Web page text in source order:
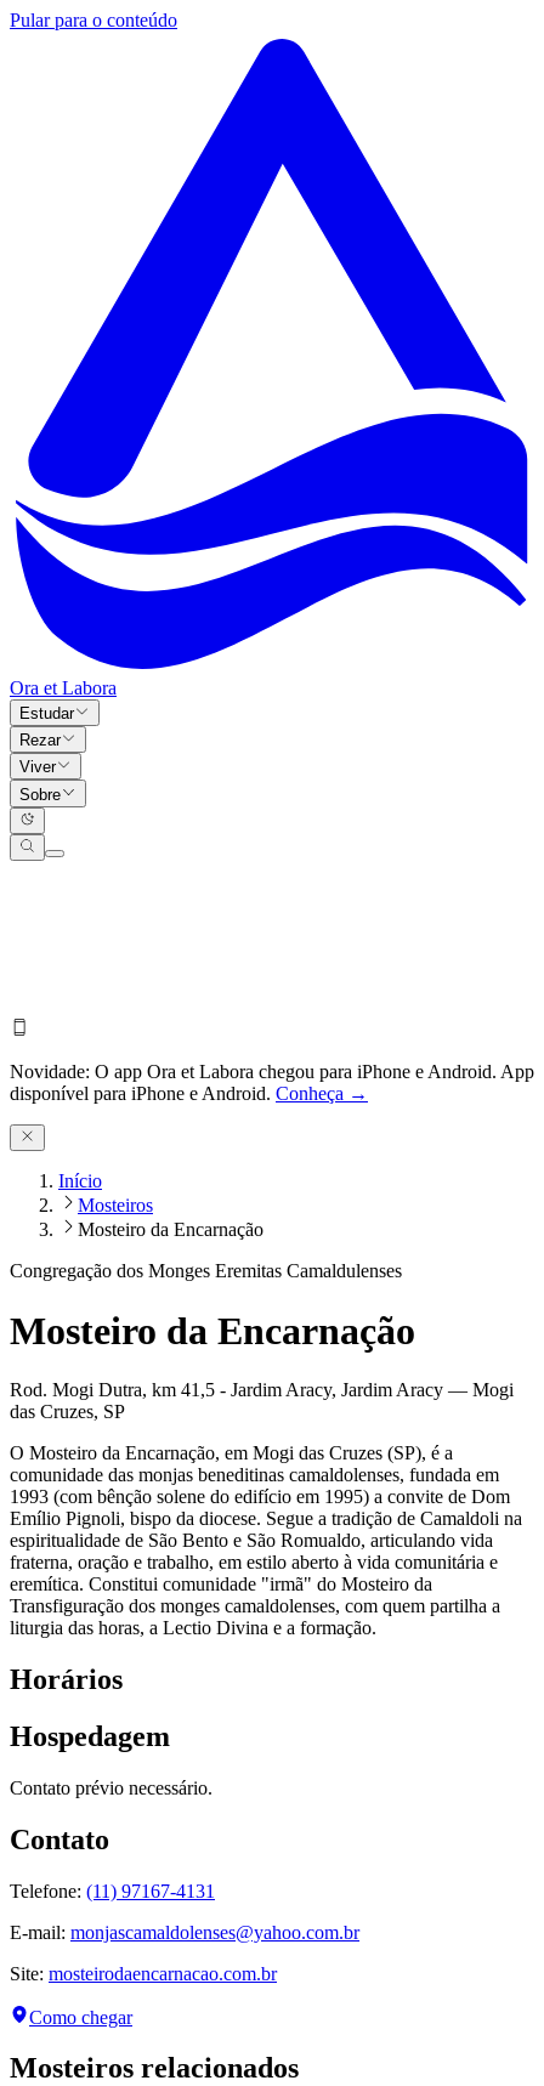
Pular para o conteúdo
Ora et Labora
Estudar
Rezar
Viver
Sobre
Novidade: O app Ora et Labora chegou para iPhone e Android. App
disponível para iPhone e Android. Conheça →
Início
Mosteiros
Mosteiro da Encarnação
Congregação dos Monges Eremitas Camaldulenses
Mosteiro da Encarnação
Rod. Mogi Dutra, km 41,5 - Jardim Aracy, Jardim Aracy — Mogi
das Cruzes, SP
O Mosteiro da Encarnação, em Mogi das Cruzes (SP), é a
comunidade das monjas beneditinas camaldolenses, fundada em
1993 (com bênção solene do edifício em 1995) a convite de Dom
Emílio Pignoli, bispo da diocese. Segue a tradição de Camaldoli na
espiritualidade de São Bento e São Romualdo, articulando vida
fraterna, oração e trabalho, em estilo aberto à vida comunitária e
eremítica. Constitui comunidade "irmã" do Mosteiro da
Transfiguração dos monges camaldolenses, com quem partilha a
liturgia das horas, a Lectio Divina e a formação.
Horários
Hospedagem
Contato prévio necessário.
Contato
Telefone: (11) 97167-4131
E-mail: monjascamaldolenses@yahoo.com.br
Site: mosteirodaencarnacao.com.br
Como chegar
Mosteiros relacionados